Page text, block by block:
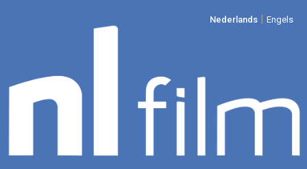
Nederlands | Engels